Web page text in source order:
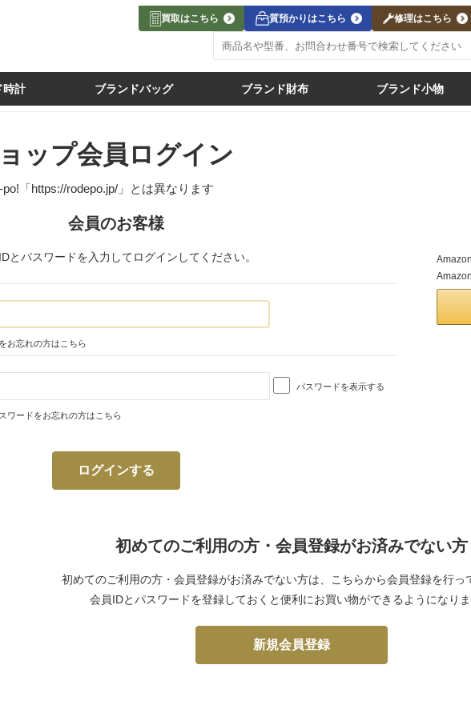
買取はこちら 質預かりはこちら 修理はこちら
時計 ブランドバッグ ブランド財布 ブランド小物
ップ会員ログイン
「https://rodepo.jp/」 とは異なります
会員のお客様
とパスワードを入力してログインしてください。
お忘れの方はこちら
パスワードを表示する
ワードをお忘れの方はこちら
初めてのご利用の方・会員登録がお済みでない方
初めてのご利用の方・会員登録がお済みでない方は、こちらから会員登録を行っ
会員IDとパスワードを登録しておくと便利にお買い物ができるようになりま